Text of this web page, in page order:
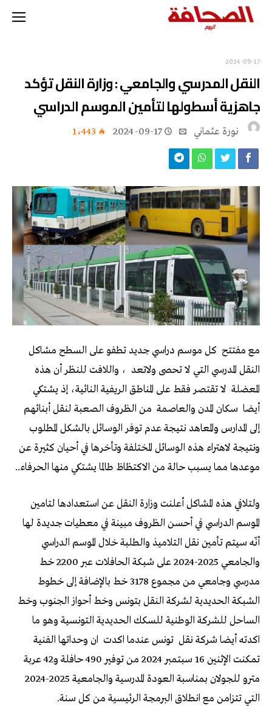
2024-09-17
النقل المدرسي والجامعي : وزارة النقل تؤكد
جاهزية أسطولها لتأمين الموسم الدراسي
نورة‭ ‬عثماني‭ 2024-09-17 1٬443
مع مفتتح كل موسم دراسي جديد تطفو على السطح مشاكل
النقل المدرسي التي لا تحصى ولاتعد ، واللافت للنظر أن هذه
المعضلة لا تقتصر فقط على المناطق الريفية النائية، إذ يشتكي
أيضا سكان المدن والعاصمة من الظروف الصعبة لنقل أبنائهم
إلى المدارس والمعاهد نتيجة عدم توفر الوسائل بالشكل المطلوب
ونتيجة لاهتراء هذه الوسائل المختلفة وتأخرها في أحيان كثيرة عن
موعدها مما يسبب حالة من الاكتظاظ طالما يشتكي منها الحرفاء..
ولتلافي هذه المشاكل أعلنت وزارة النقل عن استعدادها لتامين
الموسم الدراسي في أحسن الظروف مبينة في معطيات جديدة لها
أنّه سيتم تأمين نقل التلاميذ والطلبة خلال الموسم الدراسي
والجامعي 2025-2024 على شبكة الحافلات عبر 2200 خط
مدرسي وجامعي من مجموع 3178 خط بالإضافة إلى خطوط
الشبكة الحديدية لشركة النقل بتونس وخط أحواز الجنوب وخط
الساحل للشركة الوطنية للسكك الحديدية التونسية وهو ما
اكدته أيضا شركة نقل تونس عندما اكدت ان وحداتها الفنية
تمكنت الإثنين 16 سبتمبر 2024 من توفير 490 حافلة و42 عربة
مترو للجولان بمناسبة العودة المدرسية والجامعية 2025-2024
التي تتزامن مع انطلاق البرمجة الرئيسية من كل سنة.